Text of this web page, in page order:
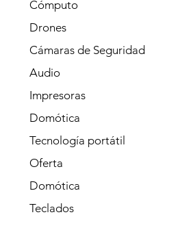
Cómputo
Drones
Cámaras de Seguridad
Audio
Impresoras
Domótica
Tecnología portátil
Oferta
Domótica
Teclados